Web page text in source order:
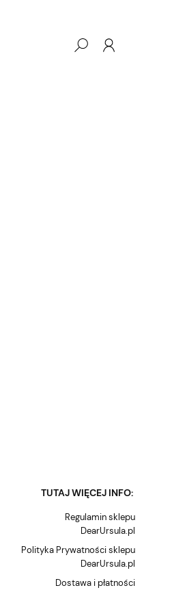
TUTAJ WIĘCEJ INFO:
Regulamin sklepu
DearUrsula.pl
Polityka Prywatności sklepu
DearUrsula.pl
Dostawa i płatności